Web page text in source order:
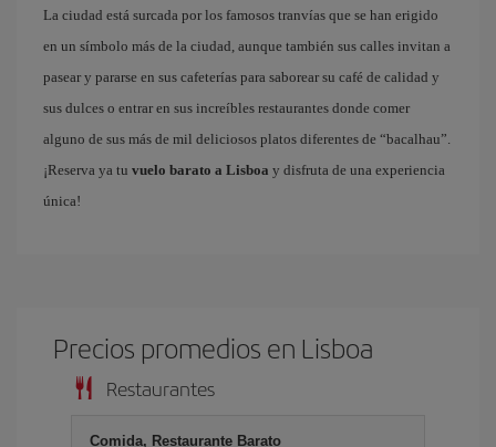
La ciudad está surcada por los famosos tranvías que se han erigido
en un símbolo más de la ciudad, aunque también sus calles invitan a
pasear y pararse en sus cafeterías para saborear su café de calidad y
sus dulces o entrar en sus increíbles restaurantes donde comer
alguno de sus más de mil deliciosos platos diferentes de “bacalhau”.
¡Reserva ya tu vuelo barato a Lisboa y disfruta de una experiencia
única!
Precios promedios en Lisboa
Restaurantes
Comida, Restaurante Barato